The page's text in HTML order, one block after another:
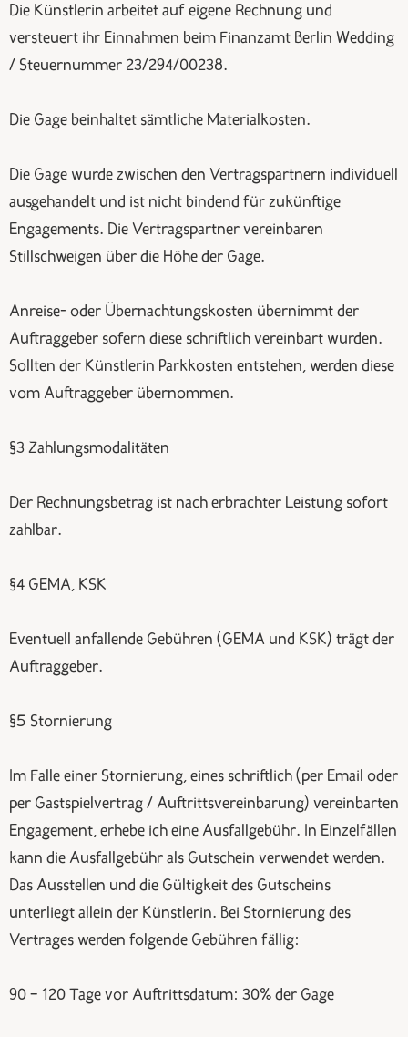
Die Künstlerin arbeitet auf eigene Rechnung und
versteuert ihr Einnahmen beim Finanzamt Berlin Wedding
/ Steuernummer 23/294/00238.
Die Gage beinhaltet sämtliche Materialkosten.
Die Gage wurde zwischen den Vertragspartnern individuell
ausgehandelt und ist nicht bindend für zukünftige
Engagements. Die Vertragspartner vereinbaren
Stillschweigen über die Höhe der Gage.
Anreise- oder Übernachtungskosten übernimmt der
Auftraggeber sofern diese schriftlich vereinbart wurden.
Sollten der Künstlerin Parkkosten entstehen, werden diese
vom Auftraggeber übernommen.
§3 Zahlungsmodalitäten
Der Rechnungsbetrag ist nach erbrachter Leistung sofort
zahlbar.
§4 GEMA, KSK
Eventuell anfallende Gebühren (GEMA und KSK) trägt der
Auftraggeber.
§5 Stornierung
Im Falle einer Stornierung, eines schriftlich (per Email oder
per Gastspielvertrag / Auftrittsvereinbarung) vereinbarten
Engagement, erhebe ich eine Ausfallgebühr. In Einzelfällen
kann die Ausfallgebühr als Gutschein verwendet werden.
Das Ausstellen und die Gültigkeit des Gutscheins
unterliegt allein der Künstlerin. Bei Stornierung des
Vertrages werden folgende Gebühren fällig:
90 – 120 Tage vor Auftrittsdatum: 30% der Gage